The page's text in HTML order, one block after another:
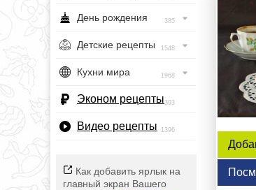
День рождения 385
Детские рецепты 1548
Кухни мира 1968
Эконом рецепты393
Видео рецепты 1396
Как добавить ярлык на
главный экран Вашего